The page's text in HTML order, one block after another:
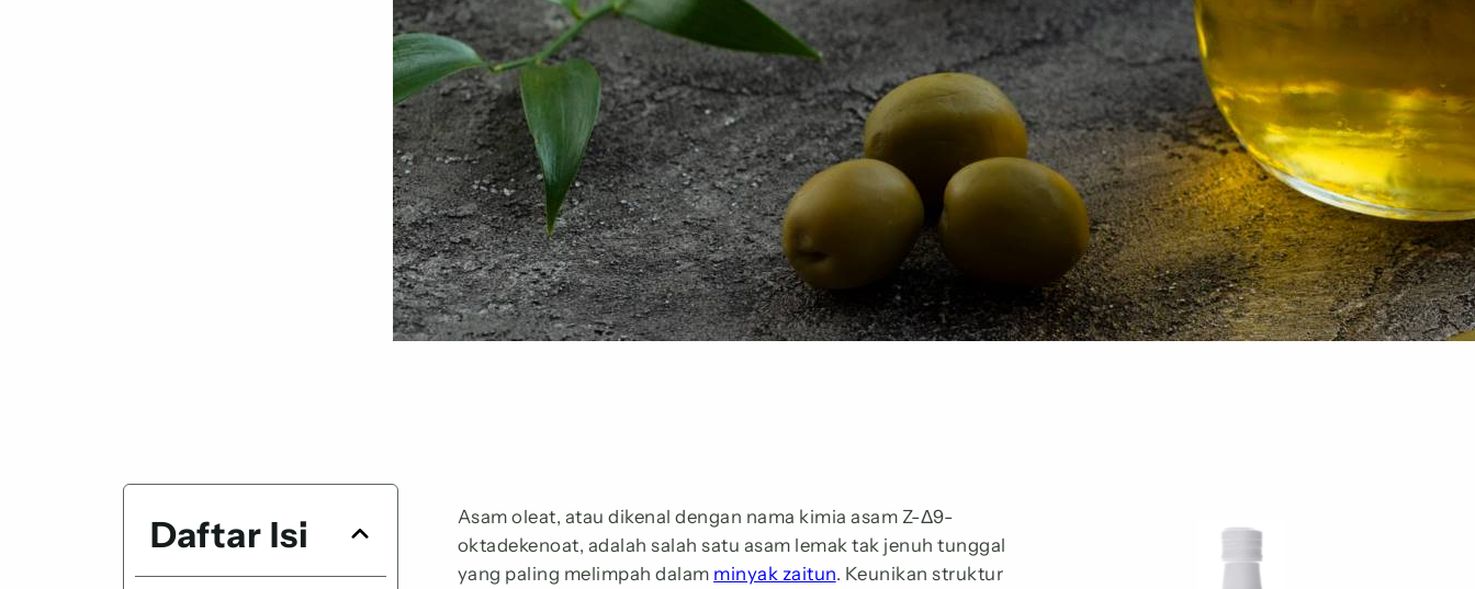
Daftar Isi
Asam oleat, atau dikenal dengan nama kimia asam Z-Δ9-
oktadekenoat, adalah salah satu asam lemak tak jenuh tunggal
yang paling melimpah dalam minyak zaitun. Keunikan struktur